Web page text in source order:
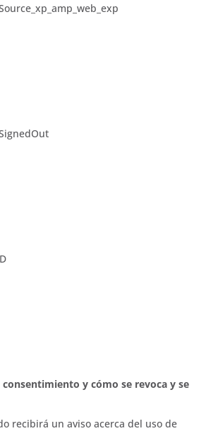
y cómo se revoca y se
recibirá un aviso acerca del uso de